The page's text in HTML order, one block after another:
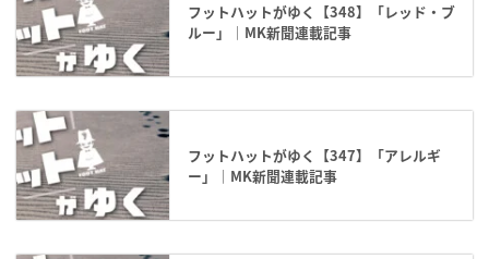
フットハットがゆく【348】「レッド・ブ
ルー」｜MK新聞連載記事
フットハットがゆく【347】「アレルギ
ー」｜MK新聞連載記事